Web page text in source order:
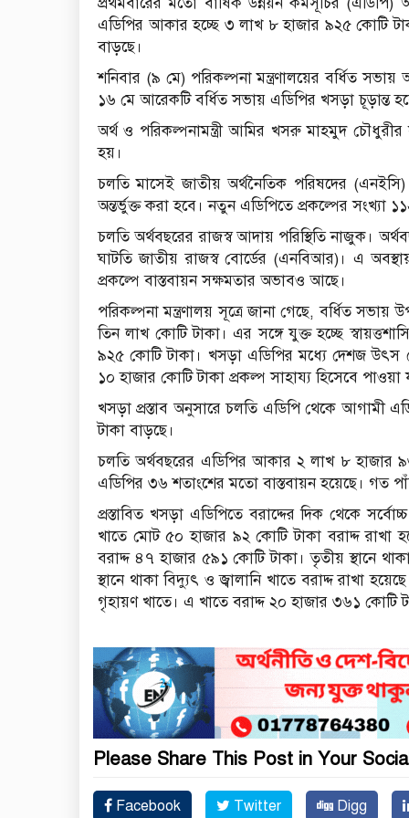
এডিপির আকার হচ্ছে ৩ লাখ ৮ হাজার ৯২৫ কোটি
বাড়ছে।
শনিবার (৯ মে) পরিকল্পনা মন্ত্রণালয়ের বর্ধিত
১৬ মে আরেকটি বর্ধিত সভায় এডিপির খসড়া চূড়ান্ত
অর্থ ও পরিকল্পনামন্ত্রী আমির খসরু মাহমুদ চৌধুরীর
হয়।
চলতি মাসেই জাতীয় অর্থনৈতিক পরিষদের
অন্তর্ভুক্ত করা হবে। নতুন এডিপিতে প্রকল্পের সংখ্যা
চলতি অর্থবছরের রাজস্ব আদায় পরিস্থিতি নাজুক।
ঘাটতি জাতীয় রাজস্ব বোর্ডের (এনবিআর)। এ
প্রকল্পে বাস্তবায়ন সক্ষমতার অভাবও আছে।
পরিকল্পনা মন্ত্রণালয় সূত্রে জানা গেছে, বর্ধিত
তিন লাখ কোটি টাকা। এর সঙ্গে যুক্ত হচ্ছে
৯২৫ কোটি টাকা। খসড়া এডিপির মধ্যে দেশজ উৎস
১০ হাজার কোটি টাকা প্রকল্প সাহায্য হিসেবে পাওয়া
খসড়া প্রস্তাব অনুসারে চলতি এডিপি থেকে আগামী
টাকা বাড়ছে।
চলতি অর্থবছরের এডিপির আকার ২ লাখ ৮ হাজার
এডিপির ৩৬ শতাংশের মতো বাস্তবায়ন হয়েছে। গত
প্রস্তাবিত খসড়া এডিপিতে বরাদ্দের দিক থেকে
খাতে মোট ৫০ হাজার ৯২ কোটি টাকা বরাদ্দ রাখা
বরাদ্দ ৪৭ হাজার ৫৯১ কোটি টাকা। তৃতীয় স্থানে
স্থানে থাকা বিদ্যুৎ ও জ্বালানি খাতে বরাদ্দ রাখা
গৃহায়ণ খাতে। এ খাতে বরাদ্দ ২০ হাজার ৩৬১ কোটি
Please Share This Post in Your
Facebook Twitter Digg